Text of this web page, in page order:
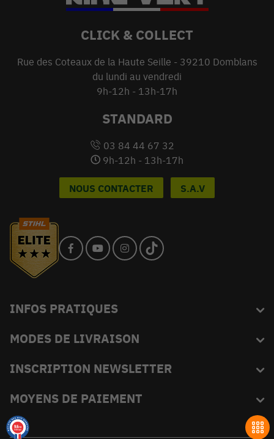
CLICK & COLLECT
Rue des Coteaux de la Haute Seille - 39210 Domblans
du lundi au vendredi
9h-12h - 13h-17h
STANDARD
03 84 44 67 32
9h-12h - 13h-17h
NOUS CONTACTER S.A.V
INFOS PRATIQUES
L'équipe du King
Livraison
Moyens de paiement
MODES DE LIVRAISON
INSCRIPTION NEWSLETTER
Abonnez-vous et recevez en exclusivité les bons plans de
MOYENS DE PAIEMENT
9.6/10
18695 avis